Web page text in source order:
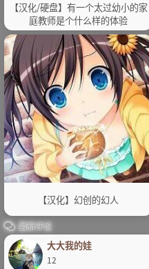
【汉化/硬盘】有一个太过幼小的家
庭教师是个什么样的体验
【汉化】幻创的幻人
最新评论
大大我的娃
12